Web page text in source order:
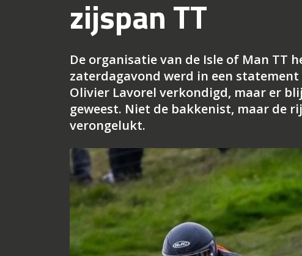
zijspan TT
De organisatie van de Isle of Man TT
zaterdagavond werd in een
Olivier Lavorel verkondigd, maar er
geweest. Niet de bakkenist, maar de
verongelukt.